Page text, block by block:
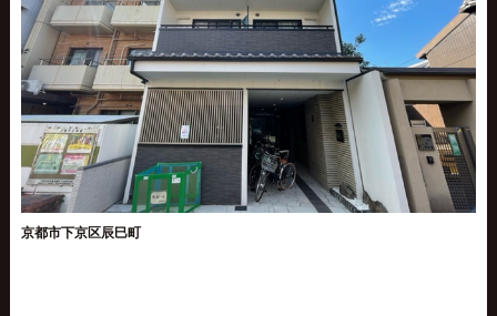
京都市下京区辰巳町